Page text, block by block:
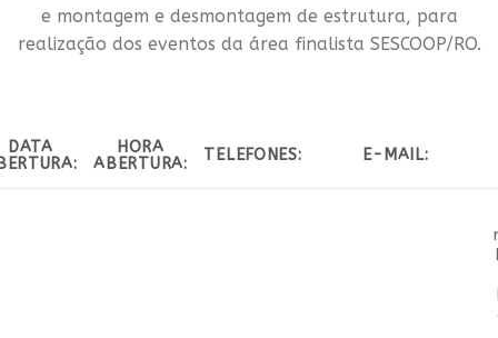
e montagem e desmontagem de estrutura, para
realização dos eventos da área finalista SESCOOP/RO.
DATA
HORA
ABERTURA:
TELEFONES: E-MAIL: